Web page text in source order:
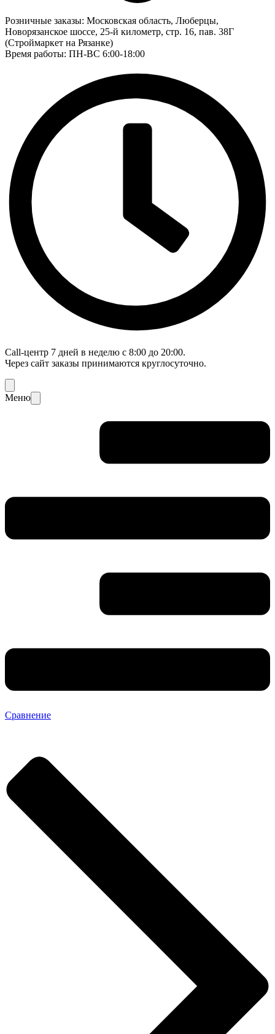
Розничные заказы: Московская область, Люберцы,
Новорязанское шоссе, 25-й километр, стр. 16, пав. 38Г
(Строймаркет на Рязанке)
Время работы: ПН-ВС 6:00-18:00
Call-центр 7 дней в неделю с 8:00 до 20:00.
Через сайт заказы принимаются круглосуточно.
Меню
Сравнение